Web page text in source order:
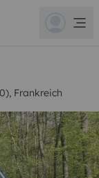
Frankreich